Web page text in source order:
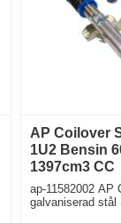
AP Coilover
1U2 Bensin
1397cm3 CC
ap-11582002 AP
galvaniserad stål